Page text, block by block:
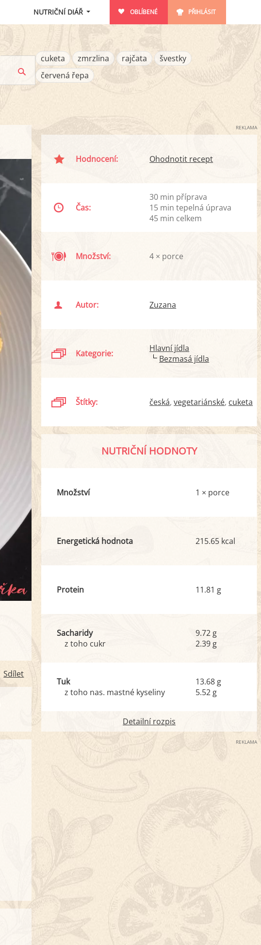
NUTRIČNÍ DIÁŘ OBLÍBENÉ PŘIHLÁSIT
cuketa
zmrzlina rajčata
švestky
červená řepa
Sdílet
REKLAMA
Hodnocení: Ohodnotit recept
Čas:
30 min příprava
15 min tepelná úprava
45 min celkem
Množství: 4 × porce
Autor: Zuzana
Kategorie:
Hlavní jídla
Bezmasá jídla
Štítky: česká vegetariánské cuketa
NUTRIČNÍ HODNOTY
Množství 1 × porce
Energetická hodnota 215.65 kcal
Protein 11.81 g
Sacharidy
z toho cukr
9.72 g
2.39 g
Tuk
z toho nas. mastné kyseliny
13.68 g
5.52 g
Detailní rozpis
REKLAMA